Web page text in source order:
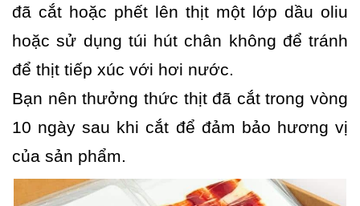
đã cắt hoặc phết lên thịt một lớp dầu oliu
hoặc sử dụng túi hút chân không để tránh
để thịt tiếp xúc với hơi nước.
Bạn nên thưởng thức thịt đã cắt trong vòng
10 ngày sau khi cắt để đảm bảo hương vị
của sản phẩm.